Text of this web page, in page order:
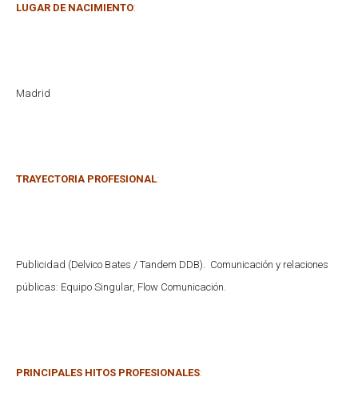
LUGAR DE NACIMIENTO:
Madrid
TRAYECTORIA PROFESIONAL:
Publicidad (Delvico Bates / Tandem DDB). Comunicación y relaciones
públicas: Equipo Singular, Flow Comunicación.
PRINCIPALES HITOS PROFESIONALES: